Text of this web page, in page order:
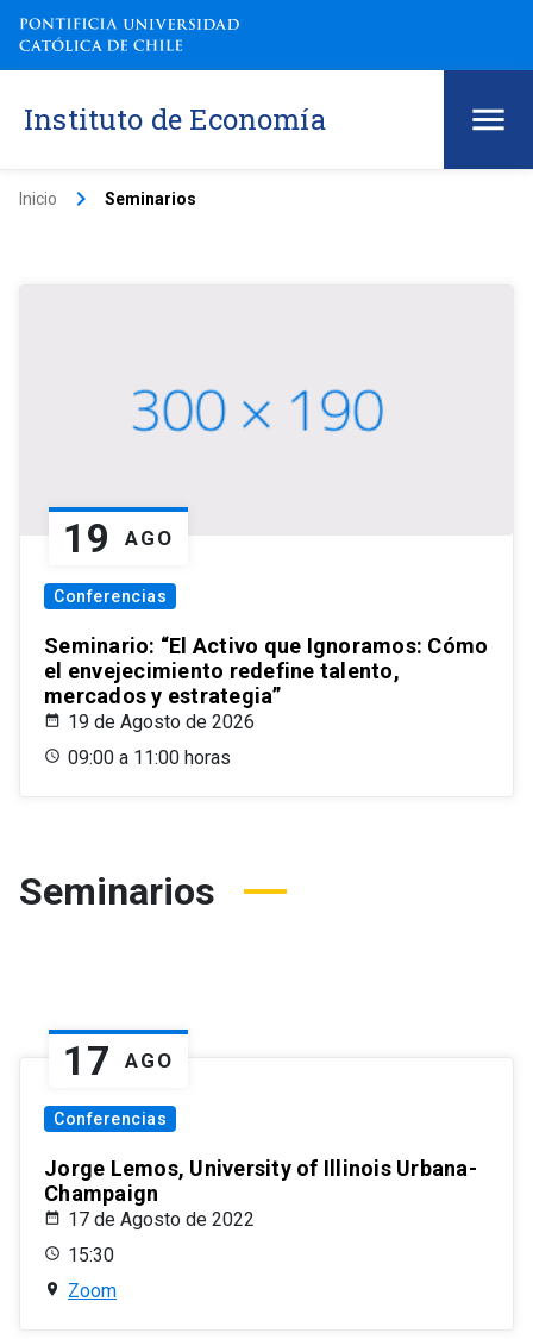
Instituto de Economía
Inicio keyboard_arrow_right Seminarios
19 AGO
Conferencias
Seminario: “El Activo que Ignoramos: Cómo
el envejecimiento redefine talento,
mercados y estrategia”
19 de Agosto de 2026
09:00 a 11:00 horas
Seminarios
17 AGO
Conferencias
Jorge Lemos, University of Illinois Urbana-
Champaign
17 de Agosto de 2022
15:30
Zoom